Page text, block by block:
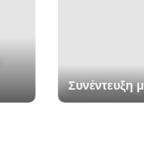
Συνέντευξη